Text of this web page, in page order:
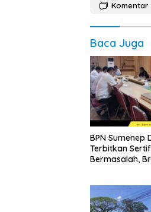
Komentar
Baca Juga
BPN Sumenep
Terbitkan
Bermasalah,